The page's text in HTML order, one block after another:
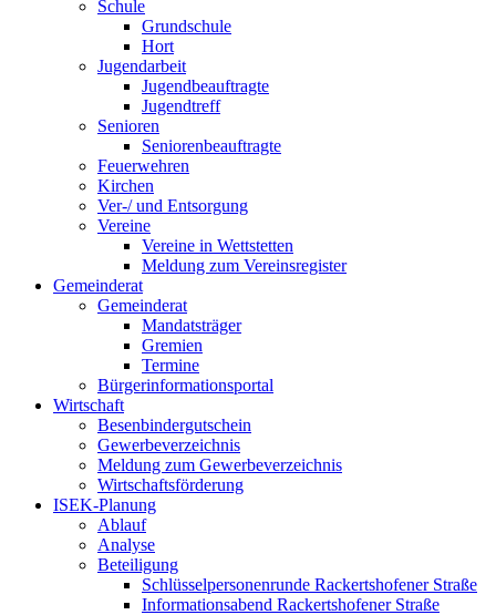
Schule
Grundschule
Hort
Jugendarbeit
Jugendbeauftragte
Jugendtreff
Senioren
Seniorenbeauftragte
Feuerwehren
Kirchen
Ver-/ und Entsorgung
Vereine
Vereine in Wettstetten
Meldung zum Vereinsregister
Gemeinderat
Gemeinderat
Mandatsträger
Gremien
Termine
Bürgerinformationsportal
Wirtschaft
Besenbindergutschein
Gewerbeverzeichnis
Meldung zum Gewerbeverzeichnis
Wirtschaftsförderung
ISEK-Planung
Ablauf
Analyse
Beteiligung
Schlüsselpersonenrunde Rackertshofener Straße
Informationsabend Rackertshofener Straße